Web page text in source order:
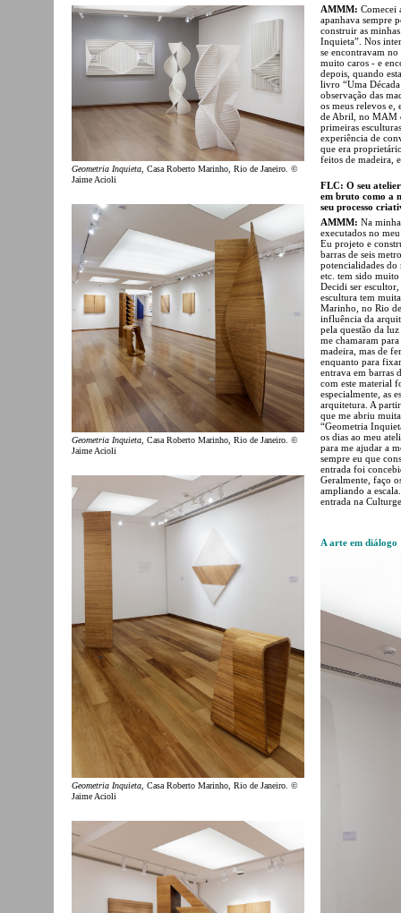
Geometria Inquieta , Casa Roberto Marinho, Rio de Janeiro. ©
Jaime Acioli
Geometria Inquieta , Casa Roberto Marinho, Rio de Janeiro. ©
Jaime Acioli
Geometria Inquieta , Casa Roberto Marinho, Rio de Janeiro. ©
Jaime Acioli
AMMM: Comecei
apanhava sempre
construir as
Inquieta”. Nos
se encontravam
muito caros - e
depois, quando
livro “Uma
observação das
os meus relevos
de Abril, no MAM
primeiras
experiência de
que era
feitos de madeira,
FLC: O seu
em bruto como a
seu processo
AMMM: Na
executados no
Eu projeto e
barras de seis
potencialidades
etc. tem sido muito
Decidi ser
escultura tem
Marinho, no Rio
influência da
pela questão da
me chamaram
madeira, mas de
enquanto para
entrava em barras
com este material
especialmente, as
arquitetura. A
que me abriu
“Geometria
os dias ao meu
para me ajudar a
sempre eu que
entrada foi
Geralmente, faço
ampliando a
entrada na
A arte em diálogo